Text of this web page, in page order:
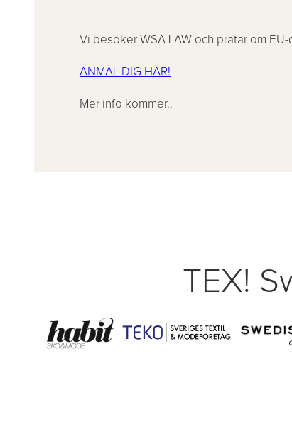
Vi besöker WSA LAW och pratar om
ANMÄL DIG HÄR!
Mer info kommer..
TEX!